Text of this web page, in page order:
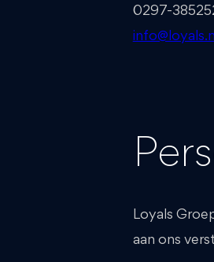
0297-
Loyals
aan ons